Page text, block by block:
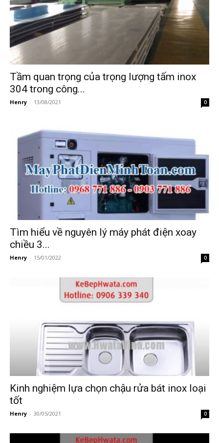
Tầm quan trọng của trọng lượng tấm inox
304 trong công...
Henry - 13/08/2021 0
Tìm hiểu về nguyên lý máy phát điện xoay
chiều 3...
Henry - 15/01/2022 0
Kinh nghiệm lựa chọn chậu rửa bát inox loại
tốt
Henry - 30/05/2021 0